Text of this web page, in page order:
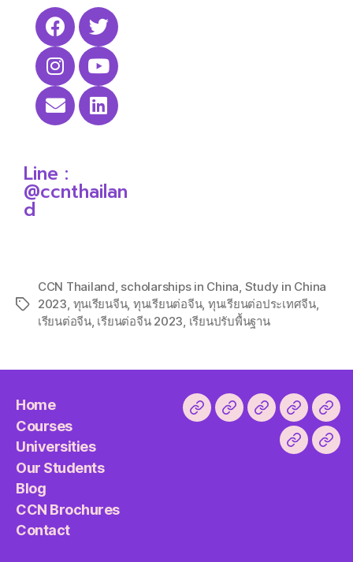
Line :
@ccnthailan
d
CCN Thailand scholarships in China Study in China
2023 ทุนเรียนจีน, ทุนเรียนต่อจีน, ทุนเรียนต่อประเทศจีน,
เรียนต่อจีน, เรียนต่อจีน 2023 เรียนปรับพื้นฐาน
Home
Courses
Universities
Our Students
Blog
CCN Brochures
Contact